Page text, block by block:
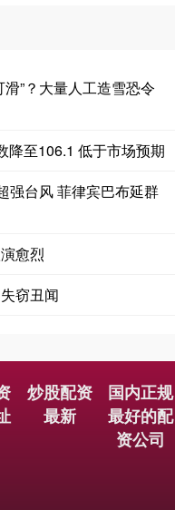
”？大量人工造雪恐令
降至106.1 低于市场预期
强台风 菲律宾巴布延群
愈烈
窃丑闻
炒股配资
最新
国内正规
最好的配
资公司